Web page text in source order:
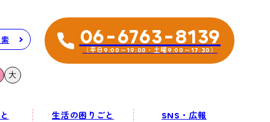
大
06-6763-8139
（平日9:00～19:00・土曜9:00～17:30）
生活の困りごと SNS・広報